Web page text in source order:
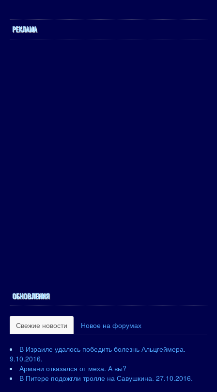
РЕКЛАМА
ОБНОВЛЕНИЯ
Свежие новости Новое на форумах
В Израиле удалось победить болезнь Альцгеймера.
9.10.2016.
Армани отказался от меха. А вы?
В Питере подожгли тролле на Савушкина. 27.10.2016.